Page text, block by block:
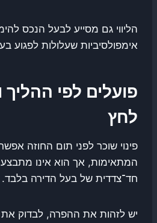
הליווי גם מסייע לבעל הנכס
אימפולסיביות שעלולות לפגוע
פועלים לפי
לחץ
פינוי שוכר לפני תום החוזה
המתאימות, אך הוא אינו
חד־צדדית של בעל הדירה בלבד.
יש לזהות את ההפרה, לבדוק את